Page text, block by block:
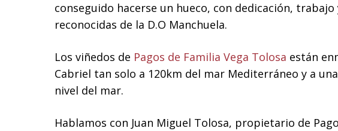
conseguido hacerse un hueco, con dedicación,
reconocidas de la D.O Manchuela.
Los viñedos de Pagos de Familia Vega Tolosa están
Cabriel tan solo a 120km del mar Mediterráneo y a
nivel del mar.
Hablamos con Juan Miguel Tolosa, propietario de